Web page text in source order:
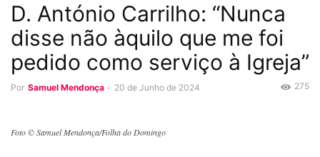
D. António Carrilho: “Nunca
disse não àquilo que me foi
pedido como serviço à Igreja”
Por Samuel Mendonça - 20 de Junho de 2024 275
Foto © Samuel Mendonça/Folha do Domingo